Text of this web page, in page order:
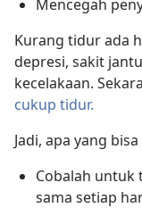
Mencegah
Kurang tidur ada
depresi, sakit
kecelakaan.
cukup tidur.
Jadi, apa yang
Cobalah untuk
sama setiap